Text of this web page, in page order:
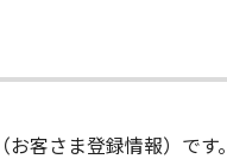
客さま登録情報）で